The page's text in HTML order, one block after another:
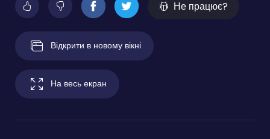
Не працює?
Відкрити в новому вікні
На весь екран